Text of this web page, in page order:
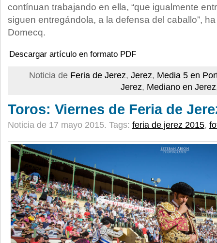
contínuan trabajando en ella, “que igualmente
siguen entregándola, a la defensa del caballo”,
Domecq.
Descargar artículo en formato PDF
Noticia de Feria de Jerez, Jerez, Media 5 en
Jerez, Mediano en Jerez
Toros: Viernes de Feria de
Noticia de 17 mayo 2015. Tags: feria de jerez 2015,